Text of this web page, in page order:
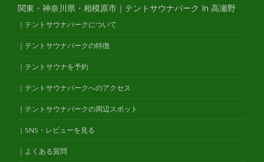
関東・神奈川県・相模原市｜テントサウナパーク In 高瀬野
｜テントサウナパークについて
｜テントサウナパークの特徴
｜テントサウナを予約
｜テントサウナパークへのアクセス
｜テントサウナパークの周辺スポット
｜SNS・レビューを見る
｜よくある質問